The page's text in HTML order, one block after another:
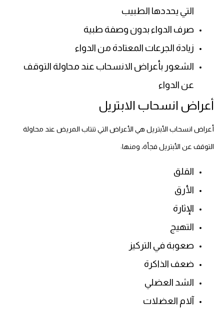
التي يحددها الطبيب
صرف الدواء بدون وصفة طبية
زيادة الجرعات المعتادة من الدواء
الشعور بأعراض الانسحاب عند محاولة التوقف
عن الدواء
أعراض انسحاب الابتريل
أعراض انسحاب الأبتريل هي الأعراض التي تنتاب المريض عند محاولة
التوقف عن الأبتريل فجأة، ومنها:
القلق
الأرق
الإثارة
التهيج
صعوبة في التركيز
ضعف الذاكرة
الشد العضلي
آلام العضلات